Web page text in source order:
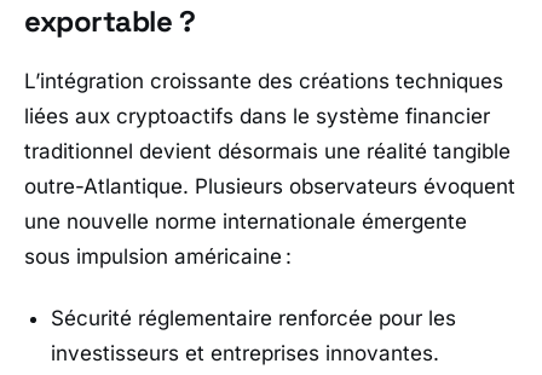
exportable ?
L’intégration croissante des créations techniques
liées aux cryptoactifs dans le système financier
traditionnel devient désormais une réalité tangible
outre-Atlantique. Plusieurs observateurs évoquent
une nouvelle norme internationale émergente
sous impulsion américaine :
Sécurité réglementaire renforcée pour les
investisseurs et entreprises innovantes.